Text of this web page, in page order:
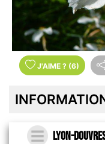
J'AIME ? (6)
Lyon-